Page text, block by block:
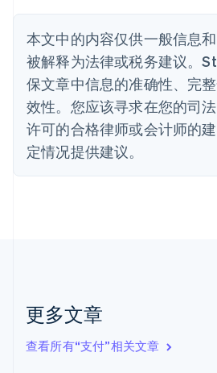
本文中的内容仅供一般信息
被解释为法律或税务建议。
保文章中信息的准确性、完
效性。您应该寻求在您的司
许可的合格律师或会计师的
定情况提供建议。
更多文章
查看所有“支付”相关文章
English
丹麦
English
德国
DeutschEnglish
法国
FrançaisEnglish
芬兰
EnglishSvenska
English Italiano
拉脱维亚
立陶宛